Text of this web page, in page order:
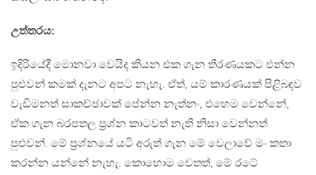
උත්තරය:
ඉදිරියේදී මොනවා වෙයිද කියන එක ගැන තීරණයකට එන්න
පුළුවන් කමක් දැනට අපට නැහැ. ඒත්, යම් කාරණයක් පිළිබඳව
වැඩිමනත් සාකච්ඡාවක් පේන්න නැත්නං, එහෙම වෙන්නේ,
ඒක ගැන බරපතල ප‍්‍රශ්න කාටවත් නැති නිසා වෙන්නත්
පුළුවන්. මේ ප‍්‍රශ්නයේ යටි අරුත් ගැන මේ වෙලාවේ මං කතා
කරන්න යන්නේ නැහැ. කොහොම වෙතත්, මේ රටේ